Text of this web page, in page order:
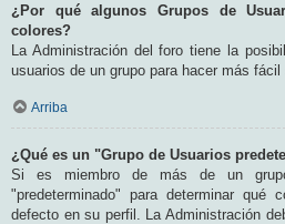
¿Por qué algunos Grupos de
colores?
La Administración del foro tiene la
usuarios de un grupo para hacer más fácil
Arriba
¿Qué es un "Grupo de Usuarios
Si es miembro de más de un
"predeterminado" para determinar qué
defecto en su perfil. La Administración